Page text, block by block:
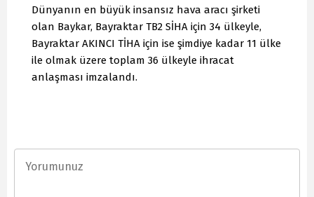
Dünyanın en büyük insansız hava aracı şirketi
olan Baykar, Bayraktar TB2 SİHA için 34 ülkeyle,
Bayraktar AKINCI TİHA için ise şimdiye kadar 11 ülke
ile olmak üzere toplam 36 ülkeyle ihracat
anlaşması imzalandı.